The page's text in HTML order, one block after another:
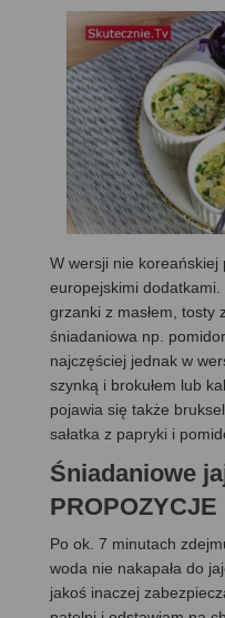
W wersji nie
europejskimi
grzanki z masłem, tosty
śniadaniowa np.
najczęściej jednak w
szynką i brokułem lub
pojawia się także
sałatka z papryki i
Śniadaniowe
Po ok. 7 minutach
woda nie nakapała do
jakoś inaczej